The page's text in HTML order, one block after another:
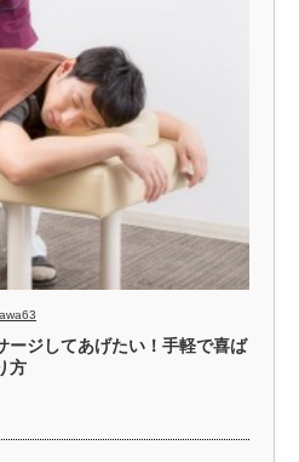
ージしてあげたい！手軽で喜ば
方